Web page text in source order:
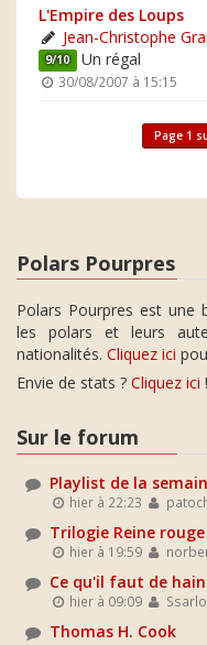
L'Empire des Loups
Jean-Christophe
9/10 Un régal
30/08/2007 à 15:15
Page 1
Polars Pourpres
Polars Pourpres est une
les polars et leurs
nationalités. Cliquez ici
Envie de stats ? Cliquez ici !
Sur le forum
Playlist de la
hier à 22:23
Trilogie Reine
hier à 19:59
Ce qu'il faut de
hier à 09:09
Thomas H. Cook